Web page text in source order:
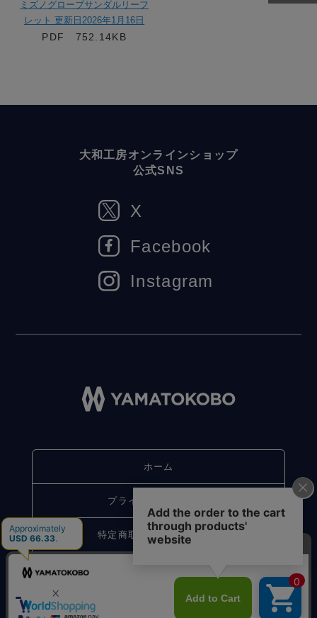
ミズノグローブサンダルリーフ
レット 更新日2026年1月16日
PDF 752.14KB
大和工房オンラインショップ
公式SNS
X
Facebook
Instagram
ホーム
プライバシーポリシー
特定商取引法に基づく表記